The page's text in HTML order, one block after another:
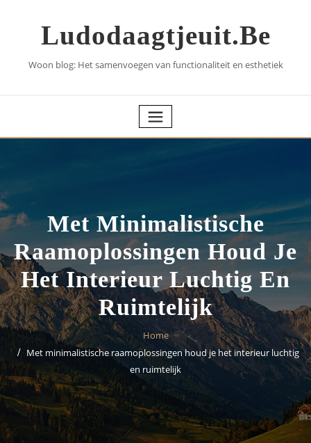
Ludodaagtjeuit.be
Woon blog: Het samenvoegen van functionaliteit en esthetiek
Met Minimalistische
Raamoplossingen Houd Je
Het Interieur Luchtig En
Ruimtelijk
Home
Met minimalistische raamoplossingen houd je het interieur luchtig
en ruimtelijk